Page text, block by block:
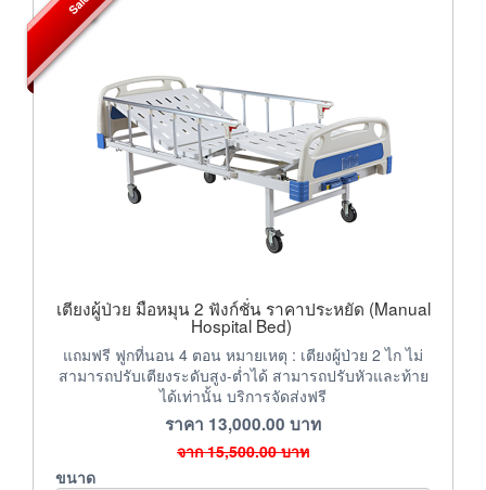
เตียงผู้ป่วย มือหมุน 2 ฟังก์ชั่น ราคาประหยัด (Manual
Hospital Bed)
แถมฟรี ฟูกที่นอน 4 ตอน หมายเหตุ : เตียงผู้ป่วย 2 ไก ไม่
สามารถปรับเตียงระดับสูง-ต่ำได้ สามารถปรับหัวและท้าย
ได้เท่านั้น บริการจัดส่งฟรี
ราคา 13,000.00 บาท
จาก15,500.00บาท
ขนาด